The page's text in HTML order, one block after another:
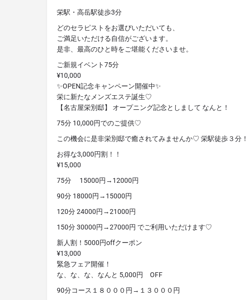
栄駅・高岳駅徒歩3分
どのセラピストをお選びいただいても、
ご満足いただける自信がございます。
是非、最高のひと時をご堪能くださいませ。
ご新規イベント75分
¥10,000
✨OPEN記念キャンペーン開催中✨
栄に新たなメンズエステ誕生♡
【名古屋栄別邸】 オープニング記念としまして なんと！
75分 10,000円でのご提供♡
この機会に是非栄別邸で癒されてみませんか♡ 栄駅徒歩３分！
お得な3,000円割！！
¥15,000
75分 15000円→12000円
90分 18000円→15000円
120分 24000円→21000円
150分 30000円→27000円 でご利用いただけます♡
新人割！5000円offクーポン
¥13,000
緊急フェア開催！
な、な、な、なんと 5,000円 OFF
90分コース１８０００円→１３０００円